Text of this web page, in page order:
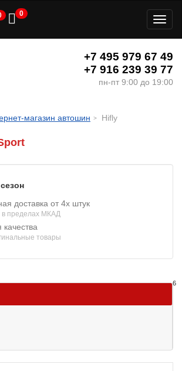
0
+7 495 979 67 49
+7 916 239 39 77
пн-пт 9:00 до 19:00
магазин автошин Hifly
доставка от 4х штук
в пределах МКАД
качества
товары
6